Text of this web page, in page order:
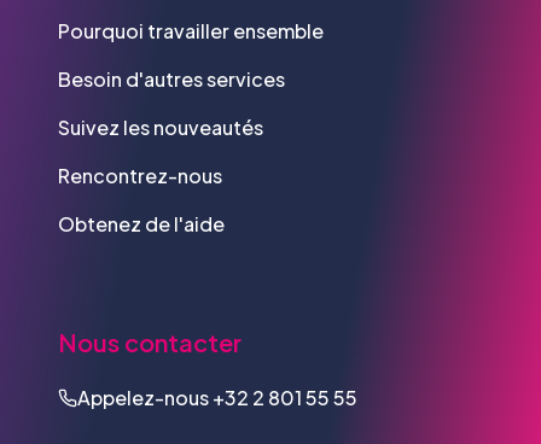
Pourquoi travailler ensemble
Besoin d'autres services
Suivez les nouveautés
Rencontrez-nous
Obtenez de l'aide
Nous contacter
Appelez-nous+32 2 801 55 55